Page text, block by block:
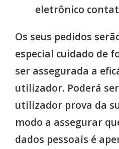
eletrônico
Os seus pedidos
especial cuidado de
ser assegurada a
utilizador. Poderá
utilizador prova da
modo a assegurar
dados pessoais é